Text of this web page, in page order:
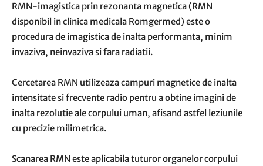
RMN-imagistica prin rezonanta magnetica (RMN
disponibil in clinica medicala Romgermed) este o
procedura de imagistica de inalta performanta, minim
invaziva, neinvaziva si fara radiatii.
Cercetarea RMN utilizeaza campuri magnetice de inalta
intensitate si frecvente radio pentru a obtine imagini de
inalta rezolutie ale corpului uman, afisand astfel leziunile
cu precizie milimetrica.
Scanarea RMN este aplicabila tuturor organelor corpului